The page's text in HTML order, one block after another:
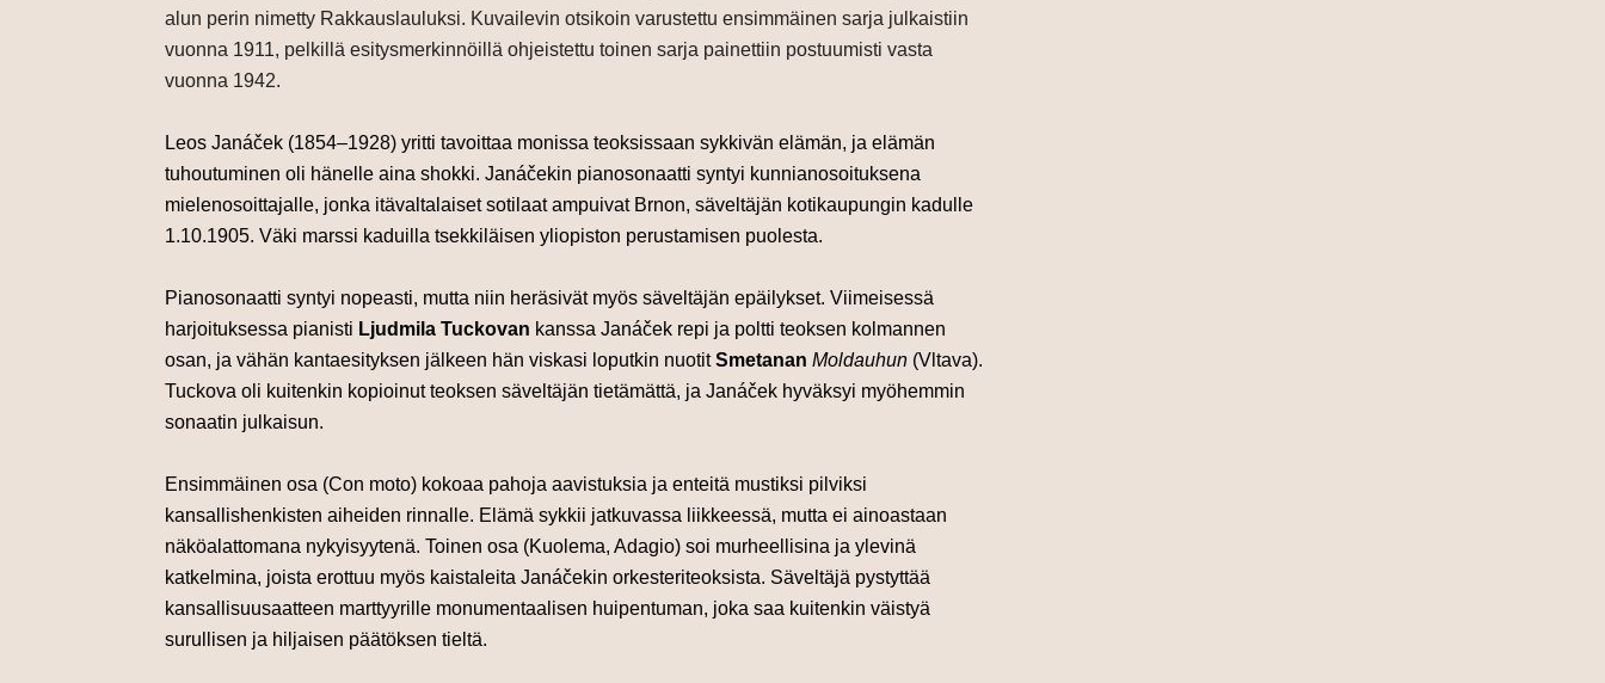
alun perin nimetty Rakkauslauluksi. Kuvailevin otsikoin varustettu ensimmäinen sarja julkaistiin
vuonna 1911, pelkillä esitysmerkinnöillä ohjeistettu toinen sarja painettiin postuumisti vasta
vuonna 1942.
Leos Janáček (1854–1928) yritti tavoittaa monissa teoksissaan sykkivän elämän, ja elämän
tuhoutuminen oli hänelle aina shokki. Janáčekin pianosonaatti syntyi kunnianosoituksena
mielenosoittajalle, jonka itävaltalaiset sotilaat ampuivat Brnon, säveltäjän kotikaupungin kadulle
1.10.1905. Väki marssi kaduilla tsekkiläisen yliopiston perustamisen puolesta.
Pianosonaatti syntyi nopeasti, mutta niin heräsivät myös säveltäjän epäilykset. Viimeisessä
harjoituksessa pianisti Ljudmila Tuckovan kanssa Janáček repi ja poltti teoksen kolmannen
osan, ja vähän kantaesityksen jälkeen hän viskasi loputkin nuotitSmetanan Moldauhun (Vltava).
Tuckova oli kuitenkin kopioinut teoksen säveltäjän tietämättä, ja Janáček hyväksyi myöhemmin
sonaatin julkaisun.
Ensimmäinen osa (Con moto) kokoaa pahoja aavistuksia ja enteitä mustiksi pilviksi
kansallishenkisten aiheiden rinnalle. Elämä sykkii jatkuvassa liikkeessä, mutta ei ainoastaan
näköalattomana nykyisyytenä. Toinen osa (Kuolema, Adagio) soi murheellisina ja ylevinä
katkelmina, joista erottuu myös kaistaleita Janáčekin orkesteriteoksista. Säveltäjä pystyttää
kansallisuusaatteen marttyyrille monumentaalisen huipentuman, joka saa kuitenkin väistyä
surullisen ja hiljaisen päätöksen tieltä.